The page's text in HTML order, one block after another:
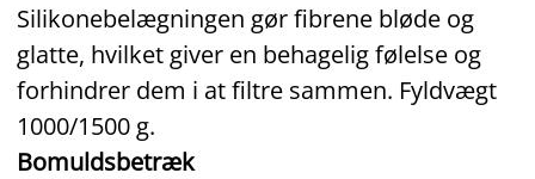
Silikonebelægningen gør fibrene bløde og
glatte, hvilket giver en behagelig følelse og
forhindrer dem i at filtre sammen. Fyldvægt
1000/1500 g.
Bomuldsbetræk